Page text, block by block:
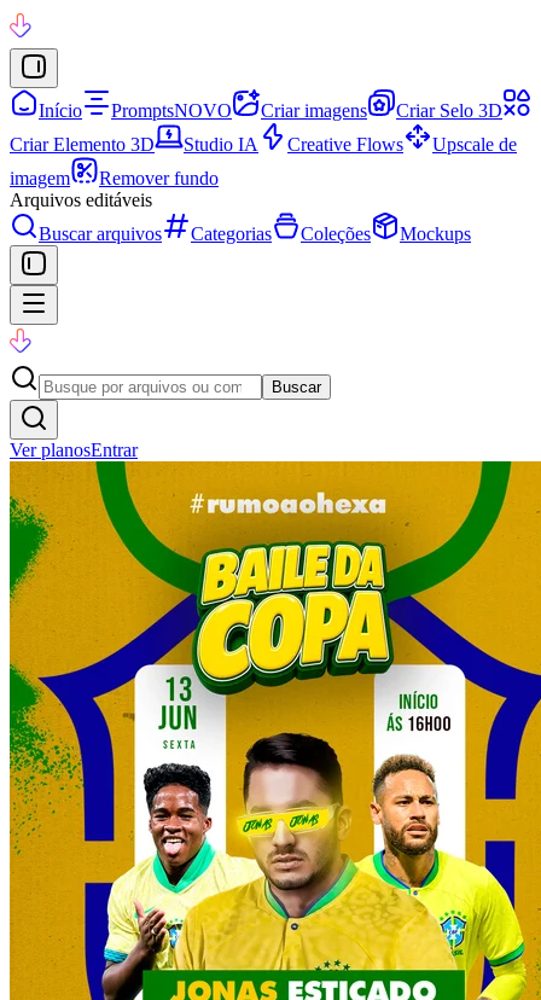
Início PromptsNOVO Criar imagens
Criar Selo 3D
Criar Elemento 3D
Studio IA Creative Flows
Upscale de
imagem
Remover fundo
Arquivos editáveis
Buscar arquivos
Categorias Coleções Mockups
Buscar
Ver planosEntrar